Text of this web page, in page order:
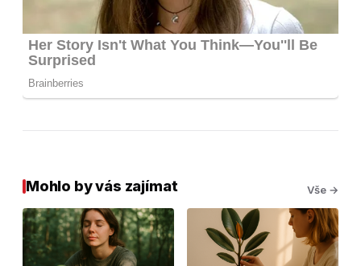
Mohlo by vás zajímat Vše →